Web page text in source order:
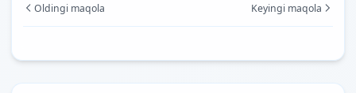
Oldingi maqola Keyingi maqola